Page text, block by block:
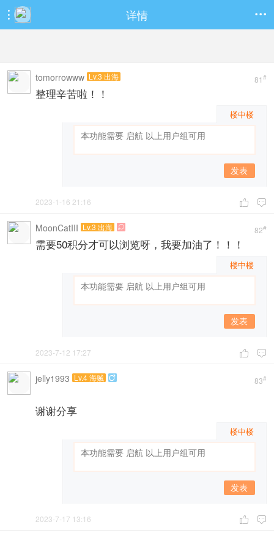
 详情 
81 #
tomorrowww Lv.3 出海
整理辛苦啦！！
楼中楼
发表
 
2023-1-16 21:16
82#
MoonCatIII Lv.3 出海 
需要50积分才可以浏览呀，我要加油了！！！
楼中楼
发表
 
2023-7-12 17:27
83#
jelly1993 Lv.4 海贼 
谢谢分享
楼中楼
发表
 
2023-7-17 13:16